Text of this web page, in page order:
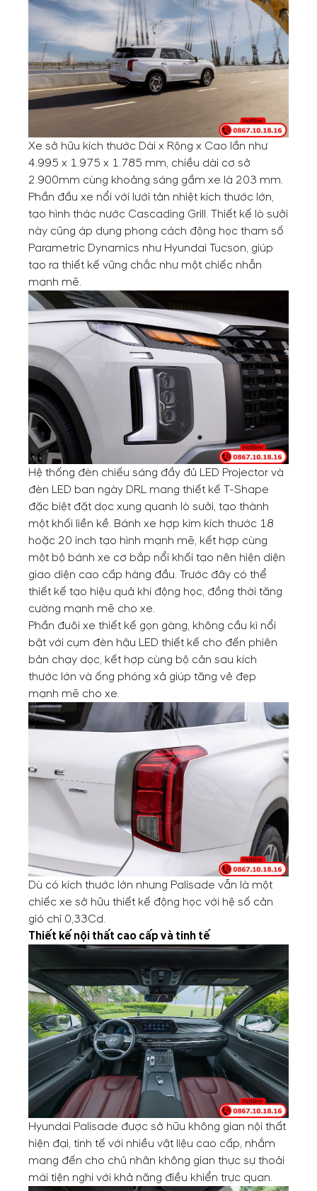
Xe sở hữu kích thước Dài x Rộng x Cao lần như
4.995 x 1.975 x 1.785 mm, chiều dài cơ sở
2.900mm cùng khoảng sáng gầm xe là 203 mm.
Phần đầu xe nổi với lưới tản nhiệt kích thước lớn,
tạo hình thác nước Cascading Grill. Thiết kế lò sưởi
này cũng áp dụng phong cách động học tham số
Parametric Dynamics như Hyundai Tucson, giúp
tạo ra thiết kế vững chắc như một chiếc nhẫn
mạnh mẽ.
Hệ thống đèn chiếu sáng đầy đủ LED Projector và
đèn LED ban ngày DRL mang thiết kế T-Shape
đặc biệt đặt dọc xung quanh lò sưởi, tạo thành
một khối liền kề. Bánh xe hợp kim kích thước 18
hoặc 20 inch tạo hình mạnh mẽ, kết hợp cùng
một bộ bánh xe cơ bắp nổi khối tạo nên hiện diện
giao diện cao cấp hàng đầu. Trước đây có thể
thiết kế tạo hiệu quả khí động học, đồng thời tăng
cường mạnh mẽ cho xe.
Phần đuôi xe thiết kế gọn gàng, không cầu kì nổi
bật với cụm đèn hậu LED thiết kế cho đến phiên
bản chạy dọc, kết hợp cùng bộ cản sau kích
thước lớn và ống phóng xả giúp tăng vẻ đẹp
mạnh mẽ cho xe.
Dù có kích thước lớn nhưng Palisade vẫn là một
chiếc xe sở hữu thiết kế động học với hệ số cản
gió chỉ 0,33Cd.
Thiết kế nội thất cao cấp và tinh tế
Hyundai Palisade được sở hữu không gian nội thất
hiện đại, tinh tế với nhiều vật liệu cao cấp, nhắm
mang đến cho chủ nhân không gian thực sự thoải
mái tiện nghi với khả năng điều khiển trực quan.